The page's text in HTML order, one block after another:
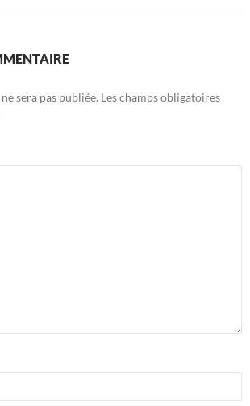
sera pas publiée. Les champs obligatoires